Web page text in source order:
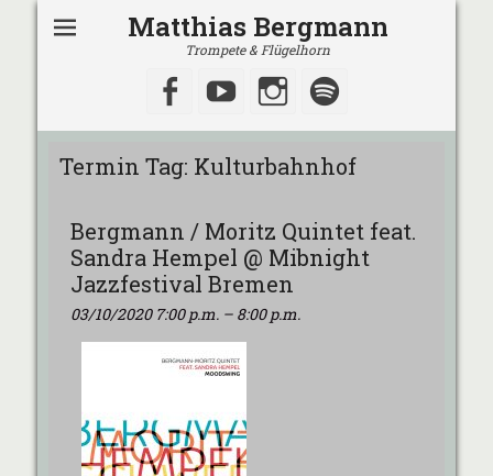
Matthias Bergmann
Trompete & Flügelhorn
Facebook
YouTubeInstagram
Termin Tag: Kulturbahnhof
Bergmann / Moritz Quintet feat.
Sandra Hempel @ Mibnight
Jazzfestival Bremen
03/10/2020 7:00 p.m. – 8:00 p.m.